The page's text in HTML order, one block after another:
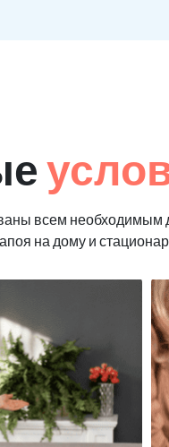
всем необходимым
на дому и